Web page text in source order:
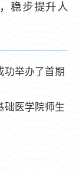
稳步提升人
功举办了首期
医学院师生